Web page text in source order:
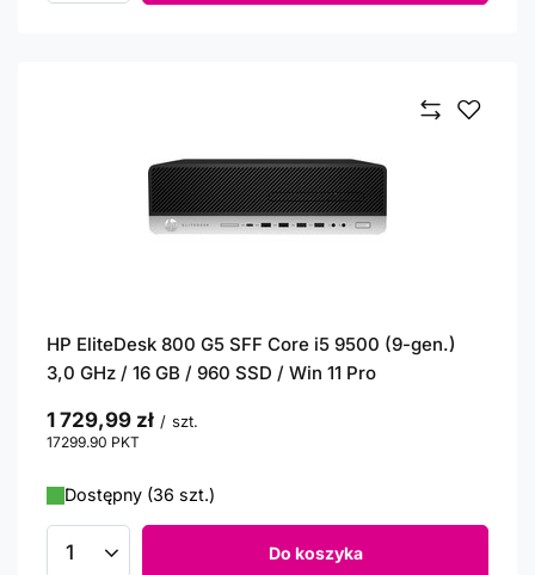
HP EliteDesk 800 G5 SFF Core i5 9500 (9-gen.)
3,0 GHz / 16 GB / 960 SSD / Win 11 Pro
1 729,99 zł / szt.
17299.90 PKT
Dostępny (36 szt.)
Ilość produktów Do koszyka